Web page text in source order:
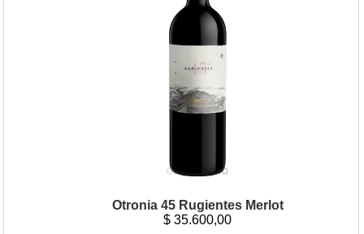
Otronia 45 Rugientes Merlot
$ 35.600,00